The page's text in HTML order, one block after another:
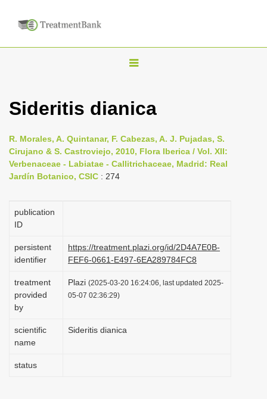
T
g
e
n
a
t
i
Sideritis dianica
R. Morales, A. Quintanar, F. Cabezas, A. J. Pujadas, S.
Cirujano & S. Castroviejo, 2010, Flora Iberica / Vol. XII:
Verbenaceae - Labiatae - Callitrichaceae, Madrid: Real
Jardín Botanico, CSIC : 274
publication
ID
persistent
identifier
https://treatment.plazi.org/id/2D4A7E0B-
FEF6-0661-E497-6EA289784FC8
treatment
provided
by
Plazi (2025-03-20 16:24:06, last updated 2025-
05-07 02:36:29)
scientific
name
Sideritis dianica
status